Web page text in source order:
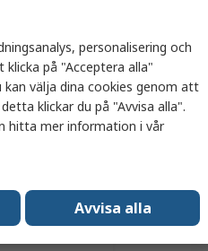
personalisering och
på "Acceptera alla"
kan välja dina cookies genom att
klickar du på "Avvisa alla".
hitta mer information i vår
Avvisa alla